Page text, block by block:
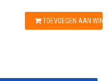
TOEVOEGEN AAN